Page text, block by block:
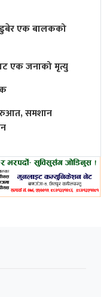
डुबेर एक बालकको
एक जनाको मृत्यु
समशान